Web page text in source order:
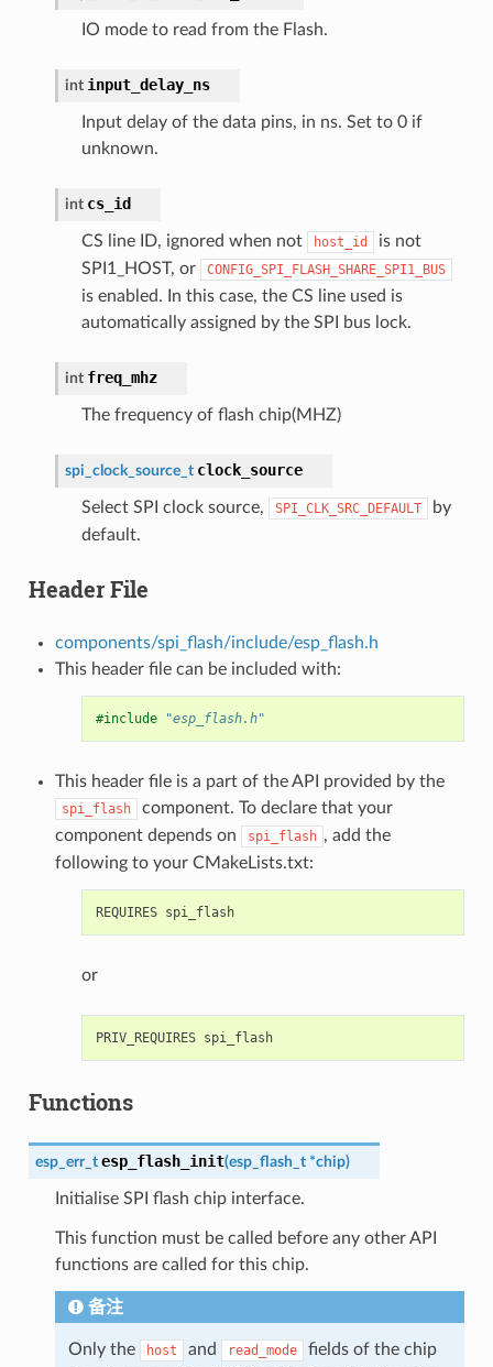
IO mode to read from the Flash.
int input_delay_ns
Input delay of the data pins, in ns. Set to 0 if
unknown.
int cs_id
CS line ID, ignored when not host_id
is not
SPI1_HOST, or
CONFIG_SPI_FLASH_SHARE_SPI1_BUS
is enabled. In this case, the CS line used is
automatically assigned by the SPI bus lock.
int freq_mhz
The frequency of flash chip(MHZ)
spi_clock_source_t clock_source
Select SPI clock source, SPI_CLK_SRC_DEFAULT
by
default.
Header File
components/spi_flash/include/esp_flash.h
This header file can be included with:
#include "esp_flash.h"
This header file is a part of the API provided by the
spi_flash
component. To declare that your
component depends on
spi_flash , add the
following to your CMakeLists.txt:
REQUIRES spi_flash
or
PRIV_REQUIRES spi_flash
Functions
esp_err_t esp_flash_init(esp_flash_t *chip)
Initialise SPI flash chip interface.
This function must be called before any other API
functions are called for this chip.
备注
Only the host and read_mode
fields of the chip